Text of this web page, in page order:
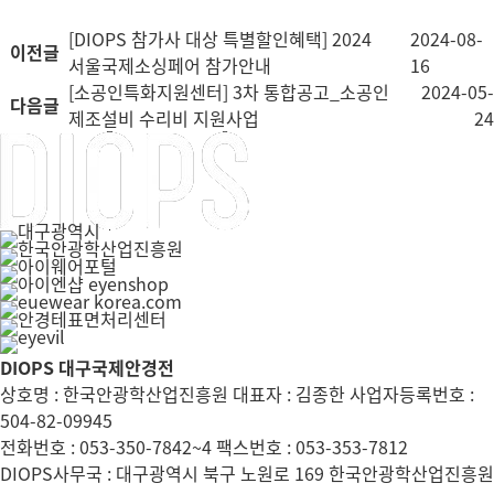
이전글 [DIOPS 참가사 대상 특별할인혜택] 2024
서울국제소싱페어 참가안내
2024-08-
16
다음글 [소공인특화지원센터] 3차 통합공고_소공인
제조설비 수리비 지원사업
2024-05-
24
DIOPS 대구국제안경전
상호명 : 한국안광학산업진흥원 대표자 : 김종한 사업자등록번호 :
504-82-09945
전화번호 : 053-350-7842~4 팩스번호 : 053-353-7812
DIOPS사무국 : 대구광역시 북구 노원로 169 한국안광학산업진흥원